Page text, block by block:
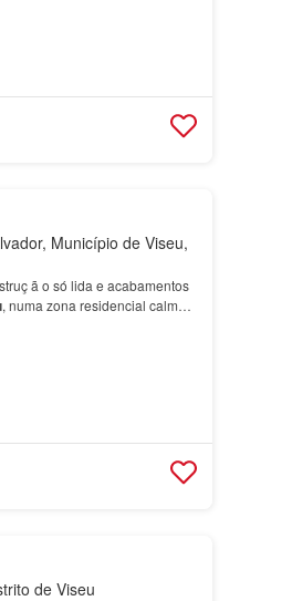
Município de Viseu,
ã o só lida e acabamentos
, numa zona residencial calma,
de Viseu